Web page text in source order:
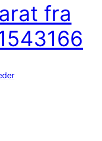
fra